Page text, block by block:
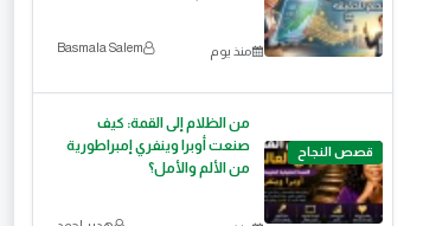
منذ يوم Basmala Salem
قصص النجاح
من الظلام إلى القمة: كيف
صنعت أوبرا وينفري إمبراطورية
من الألم والأمل؟